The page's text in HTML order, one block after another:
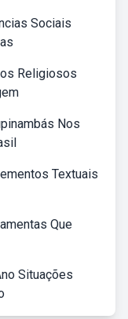
Sociais
Religiosos
Nos
Textuais
Que
Situações